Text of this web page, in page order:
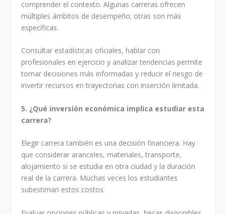
comprender el contexto. Algunas carreras ofrecen
múltiples ámbitos de desempeño; otras son más
específicas.
Consultar estadísticas oficiales, hablar con
profesionales en ejercicio y analizar tendencias permite
tomar decisiones más informadas y reducir el riesgo de
invertir recursos en trayectorias con inserción limitada.
5. ¿Qué inversión económica implica estudiar esta
carrera?
Elegir carrera también es una decisión financiera. Hay
que considerar aranceles, materiales, transporte,
alojamiento si se estudia en otra ciudad y la duración
real de la carrera. Muchas veces los estudiantes
subestiman estos costos.